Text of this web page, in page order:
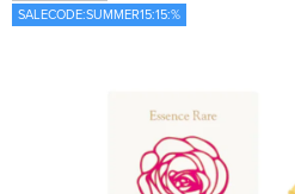
SALECODE:SUMMER15:15:%